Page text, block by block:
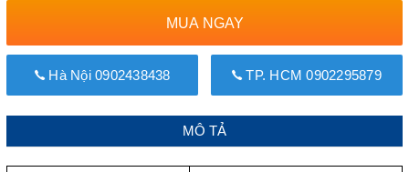
MUA NGAY
Hà Nội 0902438438 TP. HCM 0902295879
MÔ TẢ